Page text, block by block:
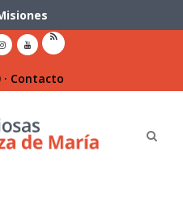
· Contacto